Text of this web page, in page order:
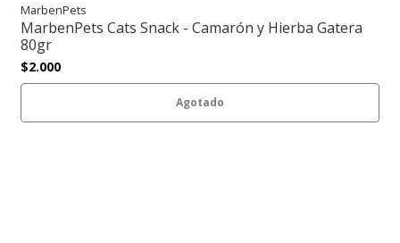
MarbenPets
MarbenPets Cats Snack - Camarón y Hierba Gatera
80gr
$2.000
Agotado